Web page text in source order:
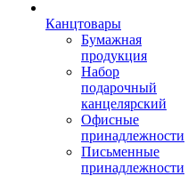
Канцтовары
Бумажная
продукция
Набор
подарочный
канцелярский
Офисные
принадлежности
Письменные
принадлежности